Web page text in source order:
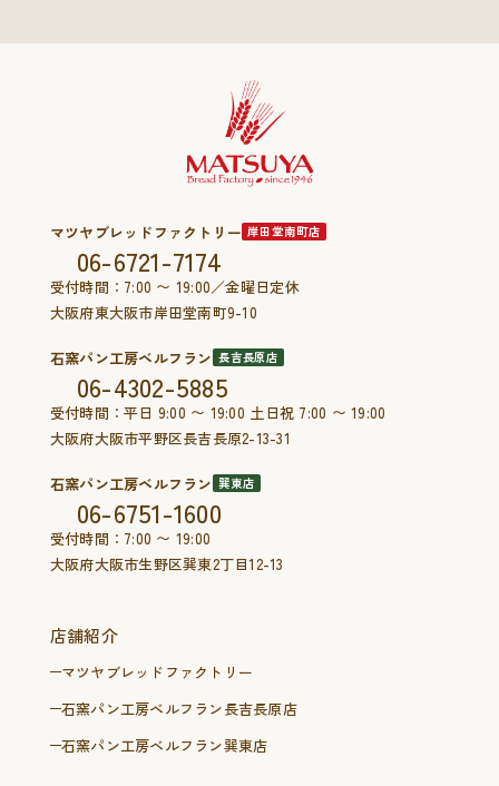
マツヤブレッドファクトリー 岸田堂南町店
06-6721-7174
受付時間：7:00 〜 19:00／金曜日定休
大阪府東大阪市岸田堂南町9-10
石窯パン工房ベルフラン 長吉長原店
06-4302-5885
受付時間：平日 9:00 〜 19:00 土日祝 7:00 〜 19:00
大阪府大阪市平野区長吉長原2-13-31
石窯パン工房ベルフラン 巽東店
06-6751-1600
受付時間：7:00 〜 19:00
大阪府大阪市生野区巽東2丁目12-13
店舗紹介
マツヤブレッドファクトリー
石窯パン工房ベルフラン長吉長原店
石窯パン工房ベルフラン巽東店